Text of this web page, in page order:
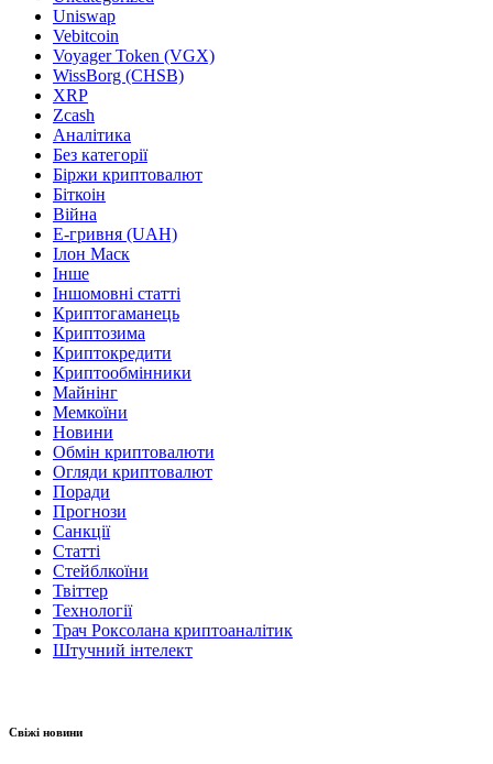
Uniswap
Vebitcoin
Voyager Token (VGX)
WissBorg (CHSB)
XRP
Zcash
Аналітика
Без категорії
Біржи криптовалют
Біткоін
Війна
Е-гривня (UAH)
Ілон Маск
Інше
Іншомовні статті
Криптогаманець
Криптозима
Криптокредити
Криптообмінники
Майнінг
Мемкоїни
Новини
Обмін криптовалюти
Огляди криптовалют
Поради
Прогнози
Санкції
Статті
Стейблкоїни
Твіттер
Технології
Трач Роксолана криптоаналітик
Штучний інтелект
Свіжі новини